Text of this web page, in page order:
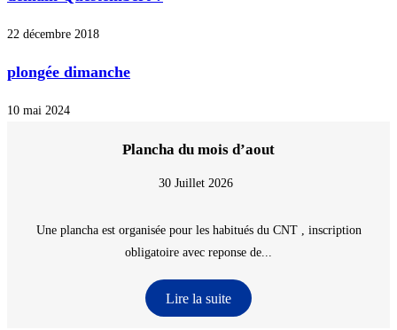
22 décembre 2018
plongée dimanche
10 mai 2024
Plancha du mois d’aout
30 Juillet 2026
Une plancha est organisée pour les habitués du CNT , inscription
obligatoire avec reponse de...
Lire la suite